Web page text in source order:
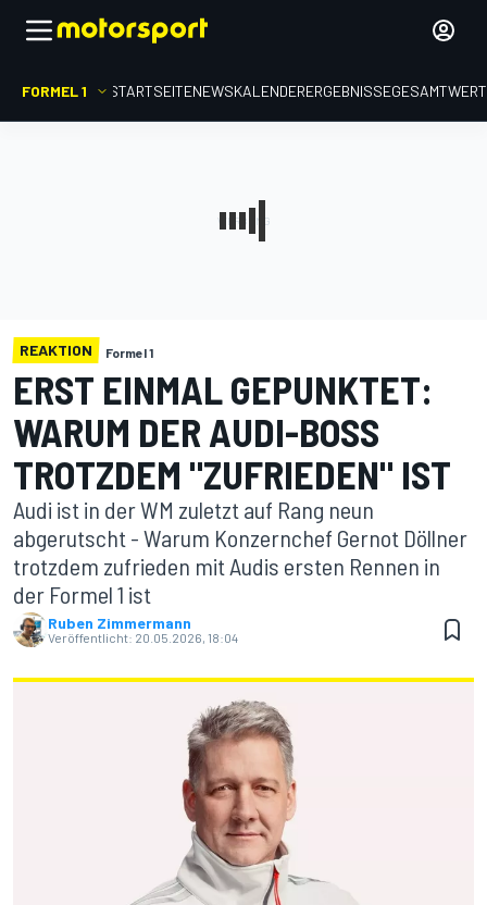
FORMEL 1 STARTSEITENEWSKALENDERERGEBNISSE
REAKTION Formel 1
ERST EINMAL GEPUNKTET:
WARUM DER AUDI-BOSS
TROTZDEM "ZUFRIEDEN" IST
Audi ist in der WM zuletzt auf Rang neun
abgerutscht - Warum Konzernchef Gernot Döllner
trotzdem zufrieden mit Audis ersten Rennen in
der Formel 1 ist
Ruben Zimmermann
Veröffentlicht: 20.05.2026, 18:04